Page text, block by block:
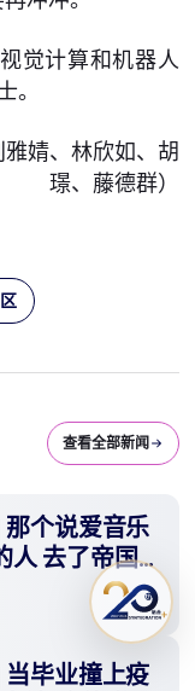
觉计算和机器人
。
雅婧、林欣如、胡
璟、藤德群）
查看全部新闻
那个说爱音乐
人 去了帝国
当毕业撞上疫